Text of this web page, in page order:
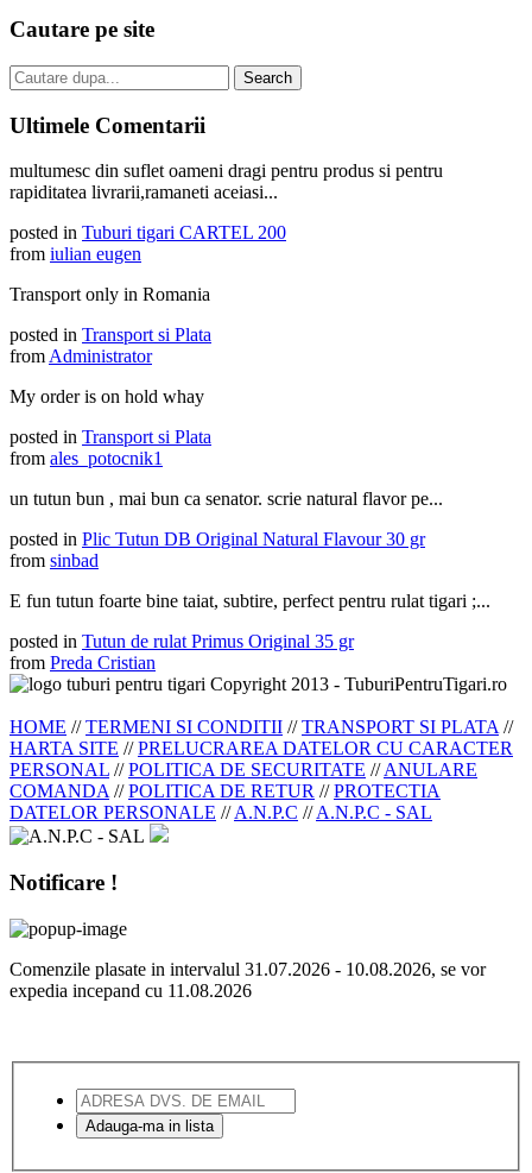
Cautare pe site
Ultimele Comentarii
multumesc din suflet oameni dragi pentru produs si pentru
rapiditatea livrarii,ramaneti aceiasi...
posted in Tuburi tigari CARTEL 200
from iulian eugen
Transport only in Romania
posted in Transport si Plata
from Administrator
My order is on hold whay
posted in Transport si Plata
from ales_potocnik1
un tutun bun , mai bun ca senator. scrie natural flavor pe...
posted in Plic Tutun DB Original Natural Flavour 30 gr
from sinbad
E fun tutun foarte bine taiat, subtire, perfect pentru rulat tigari ;...
posted in Tutun de rulat Primus Original 35 gr
from Preda Cristian
Copyright 2013 - TuburiPentruTigari.ro
HOME //TERMENI SI CONDITII //TRANSPORT SI PLATA //
HARTA SITE //PRELUCRAREA DATELOR CU CARACTER
PERSONAL //POLITICA DE SECURITATE //ANULARE
COMANDA //POLITICA DE RETUR //PROTECTIA
DATELOR PERSONALE //A.N.P.C //A.N.P.C - SAL
Notificare !
Comenzile plasate in intervalul 31.07.2026 - 10.08.2026, se vor
expedia incepand cu 11.08.2026